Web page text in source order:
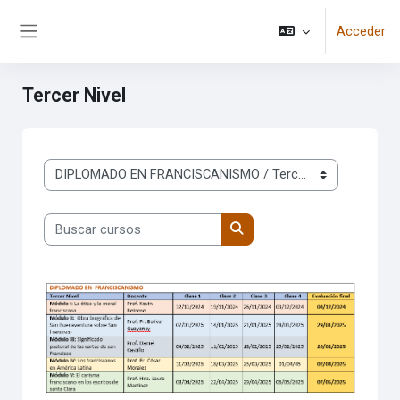
Acceder
Tercer Nivel
Categorías
Buscar cursos
Buscar cursos